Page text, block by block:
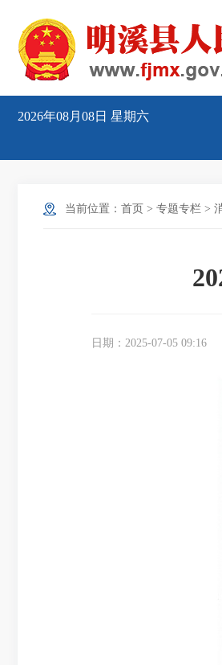
2026年08月08日 星期六
当前位置： 首页 > 专题专栏 >
日期：2025-07-05 09:16